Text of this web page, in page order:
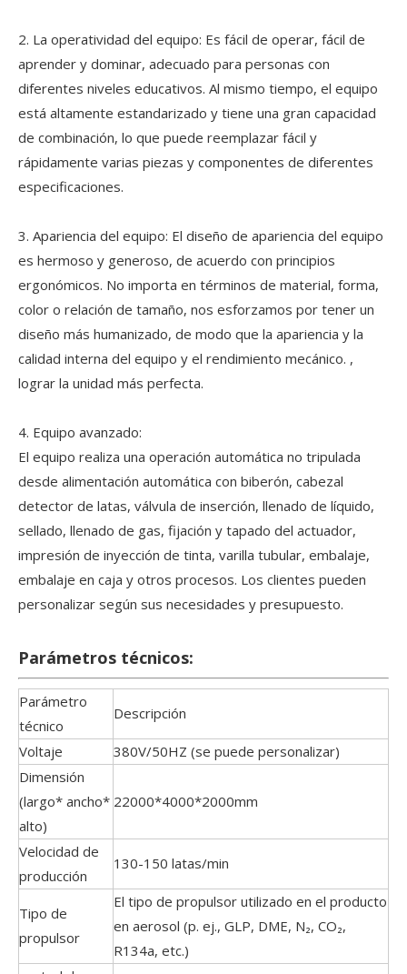
2. La operatividad del equipo: Es fácil de operar, fácil de
aprender y dominar, adecuado para personas con
diferentes niveles educativos. Al mismo tiempo, el equipo
está altamente estandarizado y tiene una gran capacidad
de combinación, lo que puede reemplazar fácil y
rápidamente varias piezas y componentes de diferentes
especificaciones.
3. Apariencia del equipo: El diseño de apariencia del equipo
es hermoso y generoso, de acuerdo con principios
ergonómicos. No importa en términos de material, forma,
color o relación de tamaño, nos esforzamos por tener un
diseño más humanizado, de modo que la apariencia y la
calidad interna del equipo y el rendimiento mecánico. ,
lograr la unidad más perfecta.
4. Equipo avanzado:
El equipo realiza una operación automática no tripulada
desde alimentación automática con biberón, cabezal
detector de latas, válvula de inserción, llenado de líquido,
sellado, llenado de gas, fijación y tapado del actuador,
impresión de inyección de tinta, varilla tubular, embalaje,
embalaje en caja y otros procesos. Los clientes pueden
personalizar según sus necesidades y presupuesto.
Parámetros técnicos:
Parámetro
técnico
Descripción
Voltaje
380V/50HZ (se puede personalizar)
Dimensión
(largo* ancho*
alto)
22000*4000*2000mm
Velocidad de
producción
130-150 latas/min
Tipo de
propulsor
El tipo de propulsor utilizado en el producto
en aerosol (p. ej., GLP, DME, N₂, CO₂,
R134a, etc.)